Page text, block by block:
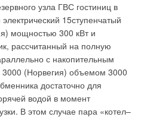
узла ГВС гостиниц в
15ступенчатый
мощностью 300 кВт и
рассчитанный на полную
с накопительным
3000 (Норвегия) объемом 3000
достаточно для
водой в момент
В этом случае пара «котел–
снижения температуры
перейти на напольное
°C) либо внести коррективы
элементов (отказ от
прочих устройств
использование
таких как UniBlock
слабо, только косвенно
— заинтересован в
протекающий унитаз в
сам Иванов, его соседи
остальные жильцы дома.
он заинтересован прямо
только во время
при котором счетчики